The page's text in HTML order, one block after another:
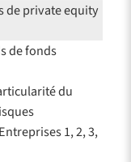
de private equity
de fonds
du
1, 2, 3,